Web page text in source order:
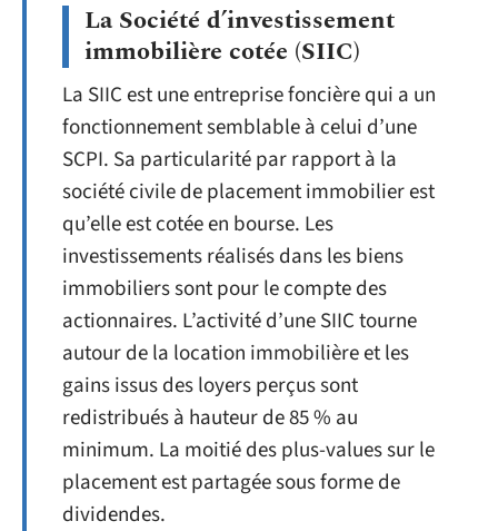
La Société d’investissement
immobilière cotée (SIIC)
La SIIC est une entreprise foncière qui a un
fonctionnement semblable à celui d’une
SCPI. Sa particularité par rapport à la
société civile de placement immobilier est
qu’elle est cotée en bourse. Les
investissements réalisés dans les biens
immobiliers sont pour le compte des
actionnaires. L’activité d’une SIIC tourne
autour de la location immobilière et les
gains issus des loyers perçus sont
redistribués à hauteur de 85 % au
minimum. La moitié des plus-values sur le
placement est partagée sous forme de
dividendes.